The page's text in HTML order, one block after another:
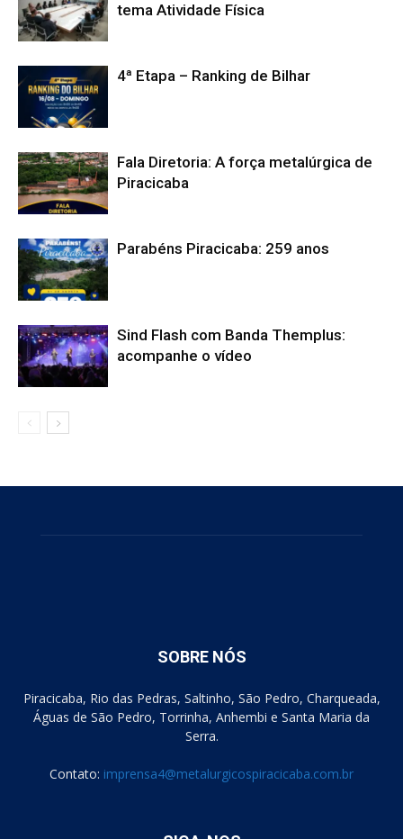
tema Atividade Física
4ª Etapa – Ranking de Bilhar
Fala Diretoria: A força metalúrgica de
Piracicaba
Parabéns Piracicaba: 259 anos
Sind Flash com Banda Themplus:
acompanhe o vídeo
SOBRE NÓS
Piracicaba, Rio das Pedras, Saltinho, São Pedro, Charqueada,
Águas de São Pedro, Torrinha, Anhembi e Santa Maria da
Serra.
Contato: imprensa4@metalurgicospiracicaba.com.br